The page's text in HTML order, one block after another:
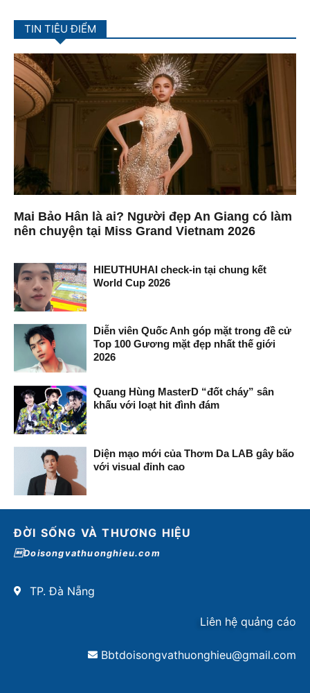
TIN TIÊU ĐIỂM
Mai Bảo Hân là ai? Người đẹp An Giang có làm
nên chuyện tại Miss Grand Vietnam 2026
HIEUTHUHAI check-in tại chung kết
World Cup 2026
Diễn viên Quốc Anh góp mặt trong đề cử
Top 100 Gương mặt đẹp nhất thế giới
2026
Quang Hùng MasterD “đốt cháy” sân
khấu với loạt hit đình đám
Diện mạo mới của Thơm Da LAB gây bão
với visual đỉnh cao
ĐỜI SỐNG VÀ THƯƠNG HIỆU
Doisongvathuonghieu.com
TP. Đà Nẵng
Liên hệ quảng cáo
Bbtdoisongvathuonghieu@gmail.com